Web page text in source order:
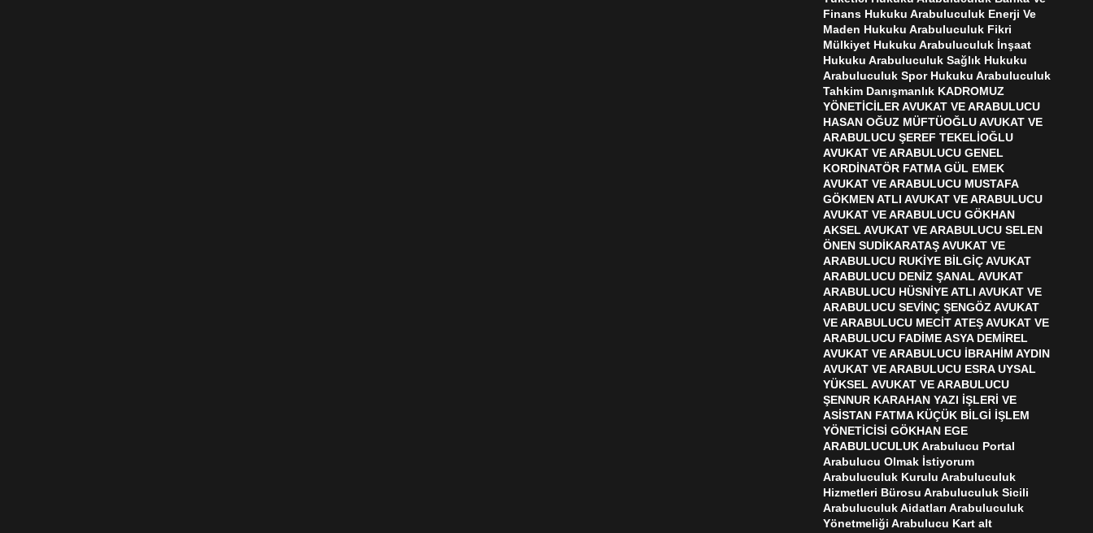
Finans Hukuku Arabuluculuk Enerji Ve
Maden Hukuku Arabuluculuk Fikri
Mülkiyet Hukuku Arabuluculuk İnşaat
Hukuku Arabuluculuk Sağlık Hukuku
Arabuluculuk Spor Hukuku Arabuluculuk
Tahkim Danışmanlık KADROMUZ
YÖNETİCİLER AVUKAT VE ARABULUCU
HASAN OĞUZ MÜFTÜOĞLU AVUKAT VE
ARABULUCU ŞEREF TEKELİOĞLU
AVUKAT VE ARABULUCU GENEL
KORDİNATÖR FATMA GÜL EMEK
AVUKAT VE ARABULUCU MUSTAFA
GÖKMEN ATLI AVUKAT VE ARABULUCU
AVUKAT VE ARABULUCU GÖKHAN
AKSEL AVUKAT VE ARABULUCU SELEN
ÖNEN SUDİKARATAŞ AVUKAT VE
ARABULUCU RUKİYE BİLGİÇ AVUKAT
ARABULUCU DENİZ ŞANAL AVUKAT
ARABULUCU HÜSNİYE ATLI AVUKAT VE
ARABULUCU SEVİNÇ ŞENGÖZ AVUKAT
VE ARABULUCU MECİT ATEŞ AVUKAT VE
ARABULUCU FADİME ASYA DEMİREL
AVUKAT VE ARABULUCU İBRAHİM AYDIN
AVUKAT VE ARABULUCU ESRA UYSAL
YÜKSEL AVUKAT VE ARABULUCU
ŞENNUR KARAHAN YAZI İŞLERİ VE
ASİSTAN FATMA KÜÇÜK BİLGİ İŞLEM
YÖNETİCİSİ GÖKHAN EGE
ARABULUCULUK Arabulucu Portal
Arabulucu Olmak İstiyorum
Arabuluculuk Kurulu Arabuluculuk
Hizmetleri Bürosu Arabuluculuk Sicili
Arabuluculuk Aidatları Arabuluculuk
Yönetmeliği Arabulucu Kart alt